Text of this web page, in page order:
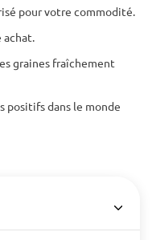
pour votre commodité.
achat.
graines fraîchement
positifs dans le monde